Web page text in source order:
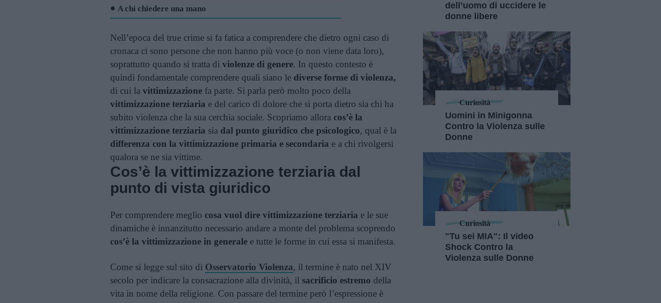
A chi chiedere una mano
Nell’epoca del true crime si fa fatica a comprendere che dietro ogni caso di
cronaca ci sono persone che non hanno più voce (o non viene data loro),
soprattutto quando si tratta di violenze di genere. In questo contesto è
quindi fondamentale comprendere quali siano le diverse forme di violenza,
di cui la vittimizzazione fa parte. Si parla però molto poco della
vittimizzazione terziaria e del carico di dolore che si porta dietro sia chi ha
subito violenza che la sua cerchia sociale. Scopriamo allora cos’è la
vittimizzazione terziaria sia dal punto giuridico che psicologico, qual è la
differenza con la vittimizzazione primaria e secondaria e a chi rivolgersi
qualora se ne sia vittime.
Cos’è la vittimizzazione terziaria dal
punto di vista giuridico
Per comprendere meglio cosa vuol dire vittimizzazione terziaria e le sue
dinamiche è innanzitutto necessario andare a monte del problema scoprendo
cos’è la vittimizzazione in generale e tutte le forme in cui essa si manifesta.
Come si legge sul sito di Osservatorio Violenza, il termine è nato nel XIV
secolo per indicare la consacrazione alla divinità, il sacrificio estremo della
vita in nome della religione. Con passare del termine però l’espressione è
dell’uomo di uccidere le
donne libere
Curiosità
Uomini in Minigonna
Contro la Violenza sulle
Donne
Curiosità
"Tu sei MIA": Il video
Shock Contro la
Violenza sulle Donne